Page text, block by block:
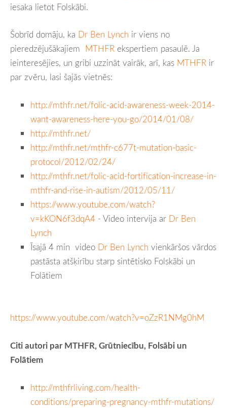
iesaka lietot Folskābi.
Šobrīd domāju, ka Dr Ben Lynch ir viens no
pieredzējušākajiem MTHFR ekspertiem pasaulē. Ja
ieinteresējies, un gribi uzzināt vairāk, arī, kas MTHFR ir
par zvēru, lasi šajās vietnēs:
http://mthfr.net/folic-acid-awareness-week-2014-
want-awareness-here-you-go/2014/01/08/
http://mthfr.net/
http://mthfr.net/mthfr-c677t-mutation-basic-
protocol/2012/02/24/
http://mthfr.net/folic-acid-fortification-increase-in-
mthfr-and-rise-in-autism/2012/05/11/
https://www.youtube.com/watch?
v=kKON6f3dqA4 - Video intervija ar Dr Ben
Lynch
Īsajā 4 min video Dr Ben Lynch vienkāršos vārdos
pastāsta atšķirību starp sintētisko Folskābi un
Folātiem
https://www.youtube.com/watch?v=oZzR1NMg0hM
Citi autori par MTHFR, Grūtniecību, Folsābi un
Folātiem
http://mthfrliving.com/health-
conditions/preparing-pregnancy-mthfr-mutations/